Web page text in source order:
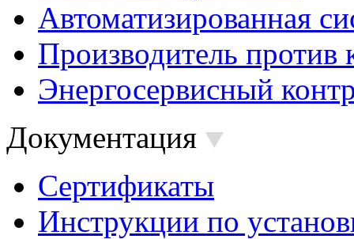
Автоматизированная
Производитель против
Энергосервисный
Документация
Сертификаты
Инструкции по